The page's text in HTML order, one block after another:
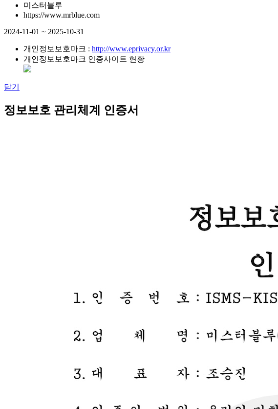
미스터블루
https://www.mrblue.com
2024-11-01 ~ 2025-10-31
개인정보보호마크 : http://www.eprivacy.or.kr
개인정보보호마크 인증사이트 현황
닫기
정보보호 관리체계 인증서